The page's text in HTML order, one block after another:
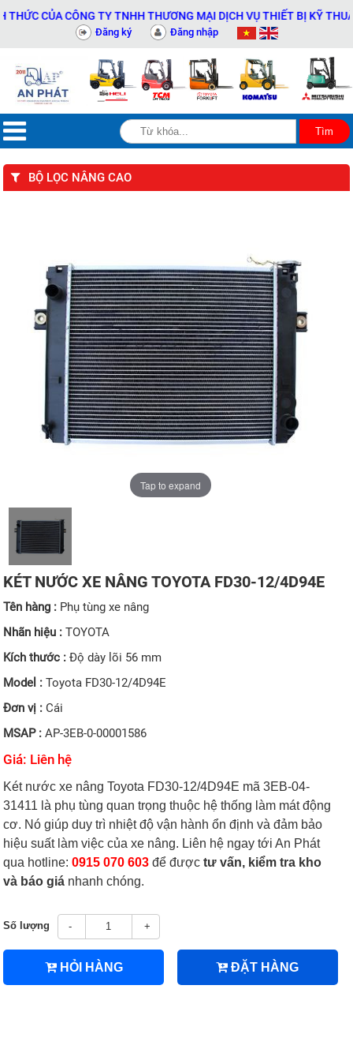
CỦA CÔNG TY TNHH THƯƠNG MẠI DỊCH VỤ THIẾT BỊ KỸ THUẬT
Đăng ký Đăng nhập
BỘ LỌC NÂNG CAO
Tap to expand
KÉT NƯỚC XE NÂNG TOYOTA FD30-12/4D94E
Tên hàng : Phụ tùng xe nâng
Nhãn hiệu :TOYOTA
Kích thước :Độ dày lõi 56 mm
Model :Toyota FD30-12/4D94E
Đơn vị :Cái
MSAP :AP-3EB-0-00001586
Giá: Liên hệ
Két nước xe nâng Toyota FD30-12/4D94E mã 3EB-04-
31411 là phụ tùng quan trọng thuộc hệ thống làm mát động
cơ. Nó giúp duy trì nhiệt độ vận hành ổn định và đảm bảo
hiệu suất làm việc của xe nâng. Liên hệ ngay tới An Phát
qua hotline:0915 070 603 để đượctư vấn, kiểm tra kho
và báo giá nhanh chóng.
Số lượng - +
HỎI HÀNG ĐẶT HÀNG